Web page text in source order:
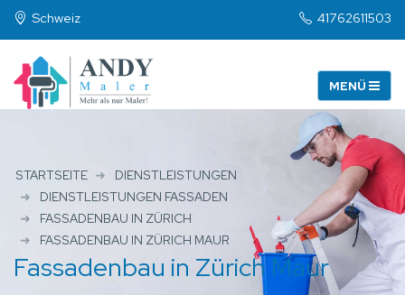
Schweiz 41762611503
STARTSEITE
DIENSTLEISTUNGEN
DIENSTLEISTUNGEN FASSADEN
FASSADENBAU IN ZÜRICH
FASSADENBAU IN ZÜRICH MAUR
Fassadenbau in Zürich Maur